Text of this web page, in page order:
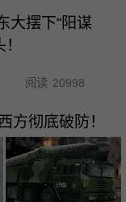
大摆下“阳谋
阅读 20998
方彻底破防！